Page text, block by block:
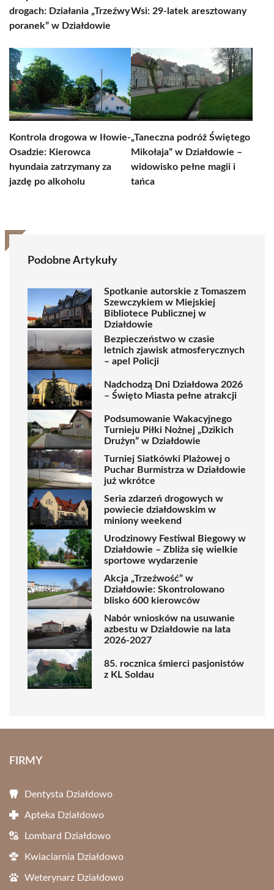
drogach: Działania „Trzeźwy
poranek” w Działdowie
Wsi: 29-latek aresztowany
Kontrola drogowa w Iłowie-
Osadzie: Kierowca
hyundaia zatrzymany za
jazdę po alkoholu
„Taneczna podróż Świętego
Mikołaja” w Działdowie –
widowisko pełne magii i
tańca
Podobne Artykuły
Spotkanie autorskie z Tomaszem
Szewczykiem w Miejskiej
Bibliotece Publicznej w
Działdowie
Bezpieczeństwo w czasie
letnich zjawisk atmosferycznych
– apel Policji
Nadchodzą Dni Działdowa 2026
– Święto Miasta pełne atrakcji
Podsumowanie Wakacyjnego
Turnieju Piłki Nożnej „Dzikich
Drużyn” w Działdowie
Turniej Siatkówki Plażowej o
Puchar Burmistrza w Działdowie
już wkrótce
Seria zdarzeń drogowych w
powiecie działdowskim w
miniony weekend
Urodzinowy Festiwal Biegowy w
Działdowie – Zbliża się wielkie
sportowe wydarzenie
Akcja „Trzeźwość” w
Działdowie: Skontrolowano
blisko 600 kierowców
Nabór wniosków na usuwanie
azbestu w Działdowie na lata
2026-2027
85. rocznica śmierci pasjonistów
z KL Soldau
FIRMY
Dentysta Działdowo
Apteka Działdowo
Lombard Działdowo
Kwiaciarnia Działdowo
Weterynarz Działdowo